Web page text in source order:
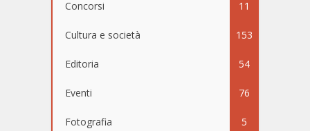
Concorsi 11
Cultura e società 153
Editoria 54
Eventi 76
Fotografia 5